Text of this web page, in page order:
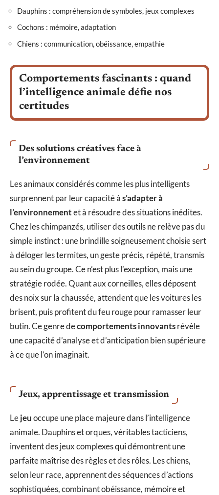
Dauphins : compréhension de symboles, jeux complexes
Cochons : mémoire, adaptation
Chiens : communication, obéissance, empathie
Comportements fascinants : quand
l’intelligence animale défie nos
certitudes
Des solutions créatives face à
l’environnement
Les animaux considérés comme les plus intelligents
surprennent par leur capacité às’adapter à
l’environnementet à résoudre des situations inédites.
Chez les chimpanzés, utiliser des outils ne relève pas du
simple instinct : une brindille soigneusement choisie sert
à déloger les termites, un geste précis, répété, transmis
au sein du groupe. Ce n’est plus l’exception, mais une
stratégie rodée. Quant aux corneilles, elles déposent
des noix sur la chaussée, attendent que les voitures les
brisent, puis profitent du feu rouge pour ramasser leur
butin. Ce genre decomportements innovantsrévèle
une capacité d’analyse et d’anticipation bien supérieure
à ce que l’on imaginait.
Jeux, apprentissage et transmission
Lejeuoccupe une place majeure dans l’intelligence
animale. Dauphins et orques, véritables tacticiens,
inventent des jeux complexes qui démontrent une
parfaite maîtrise des règles et des rôles. Les chiens,
selon leur race, apprennent des séquences d’actions
sophistiquées, combinant obéissance, mémoire et